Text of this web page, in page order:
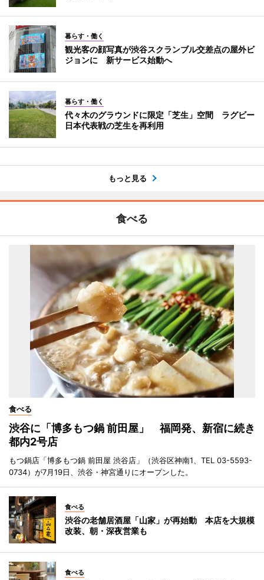
暮らす・働く
観光客の顔写真が渋谷スクランブル交差点の屋外ビ
ジョンに 新サービス始動へ
暮らす・働く
代々木のグラウンドに限定「芝生」空間 ラグビー
日本代表戦の芝生を再利用
もっと見る
食べる
食べる
渋谷に「博多もつ鍋 前田屋」 福岡発、新宿に続き
都内2号店
もつ鍋店「博多もつ鍋 前田屋 渋谷店」（渋谷区神南1、TEL 03-5593-
0734）が7月19日、渋谷・神宮通りにオープンした。
食べる
渋谷の老舗居酒屋「山家」が再始動 本店を大規模
改装、朝・深夜営業も
食べる